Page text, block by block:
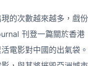
的次數越來越多，戲份
刊登一篇關於香港
電影對中國的出氣袋。